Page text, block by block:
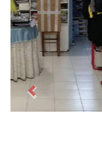
Previous